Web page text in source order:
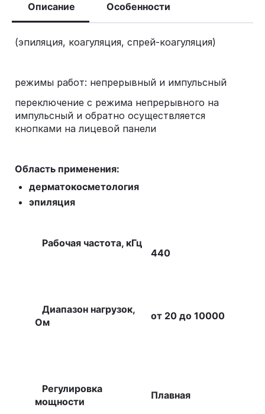
Описание Особенности
(эпиляция, коагуляция, спрей-коагуляция)
режимы работ: непрерывный и импульсный
переключение с режима непрерывного на
импульсный и обратно осуществляется
кнопками на лицевой панели
Область применения:
дерматокосметология
эпиляция
Рабочая частота, кГц
440
Диапазон нагрузок,
Ом
от 20 до 10000
Регулировка
мощности
Плавная